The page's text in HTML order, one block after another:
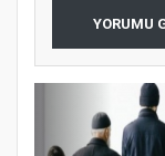
YORUMU